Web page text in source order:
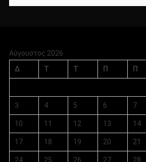
Αύγουστος 2026
Δ
Τ Τ Π Π
3 4 5 6 7
10 11 12 13 14
17 18 19 20 21
24 25 26 27 28